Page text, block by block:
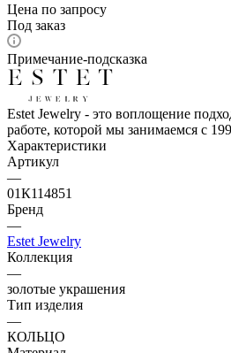
Цена по запросу
Под заказ
Примечание-подсказка
Estet Jewelry - это воплощение
работе, которой мы занимаемся с
Характеристики
Артикул
—
01К114851
Бренд
—
Estet Jewelry
Коллекция
—
золотые украшения
Тип изделия
—
КОЛЬЦО